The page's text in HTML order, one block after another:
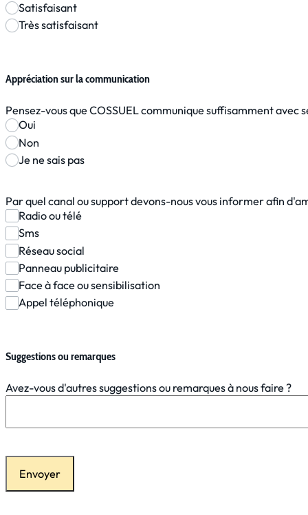
Satisfaisant
Très satisfaisant
Appréciation sur la communication
Pensez-vous que COSSUEL communique suffisamment avec
Oui
Non
Je ne sais pas
Par quel canal ou support devons-nous vous informer afin
Radio ou télé
Sms
Réseau social
Panneau publicitaire
Face à face ou sensibilisation
Appel téléphonique
Suggestions ou remarques
Avez-vous d'autres suggestions ou remarques à nous faire ?
Envoyer